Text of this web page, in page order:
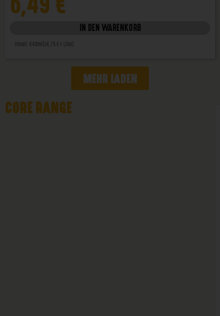
IN DEN WARENKORB
MEHR LADEN
CORE RANGE